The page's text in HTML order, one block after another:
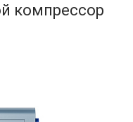
компрессор